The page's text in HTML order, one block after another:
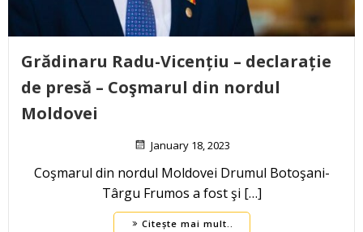
Grădinaru Radu-Vicențiu – declarație
de presă – Coşmarul din nordul
Moldovei
January 18, 2023
Coşmarul din nordul Moldovei Drumul Botoşani-
Târgu Frumos a fost şi […]
Citește mai mult..